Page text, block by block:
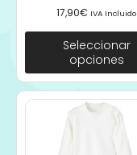
17,90€ IVA Incluido
Seleccionar
opciones